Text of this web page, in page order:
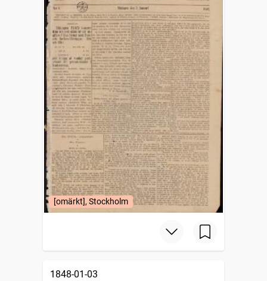
[omärkt], Stockholm
1848-01-03